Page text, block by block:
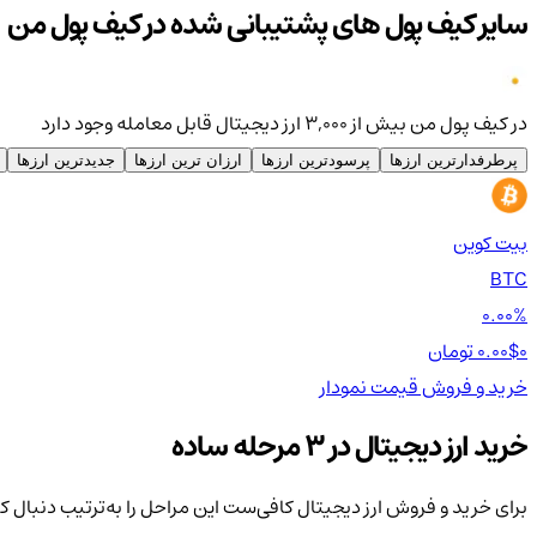
سایر کیف پول های پشتیبانی شده در کیف پول من
در کیف پول من بیش از ۳,۰۰۰ ارز دیجیتال قابل معامله وجود دارد
پرطرفدارترین ارزها پرسودترین ارزها ارزان ترین ارزها جدیدترین ارزها
بیت کوین
BTC
0.00%
0.00$0 تومان
خرید و فروشقیمتنمودار
خرید ارز دیجیتال در 3 مرحله ساده
برای خرید و فروش ارز دیجیتال کافی‌ست این مراحل را به‌ترتیب دنبال